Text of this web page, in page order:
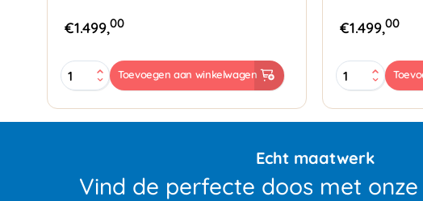
€1.499,00
Zapak
ZP97
aantal
Toevoegen aan winkelwagen
€1.499,00
Zapak
ZP93
aantal
Echt maatwerk
Vind de perfecte doos met